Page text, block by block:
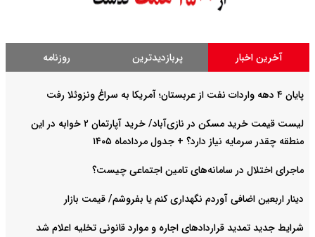
آخرین اخبار پربازدیدترین روزنامه
پایان ۴ دهه واردات نفت از عربستان؛ آمریکا به سراغ ونزوئلا رفت
لیست قیمت خرید مسکن در نازی‌آباد/ خرید آپارتمان ۲ خوابه در این
منطقه چقدر سرمایه نیاز دارد؟ + جدول مردادماه ۱۴۰۵
ماجرای اختلال در سامانه‌های تامین اجتماعی چیست؟
دینار اربعین اضافی آوردم نگهداری کنم یا بفروشم/ قیمت بازار
شرایط جدید تمدید قراردادهای اجاره و موارد قانونی تخلیه اعلام شد